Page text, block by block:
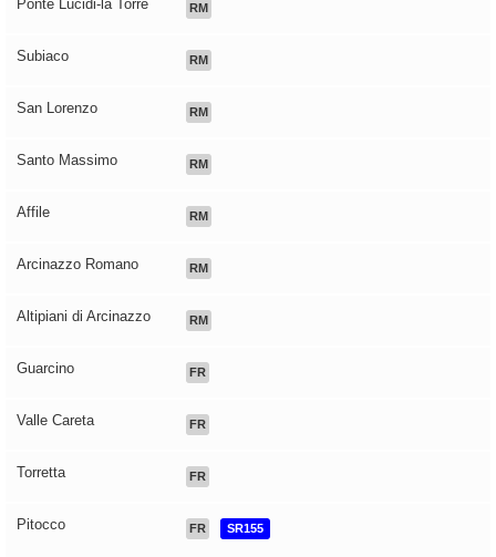
Ponte Lucidi-la Torre RM
Subiaco RM
San Lorenzo RM
Santo Massimo RM
Affile RM
Arcinazzo Romano RM
Altipiani di Arcinazzo RM
Guarcino FR
Valle Careta FR
Torretta FR
Pitocco FR SR155